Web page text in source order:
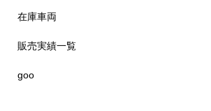
在庫車両
販売実績一覧
goo